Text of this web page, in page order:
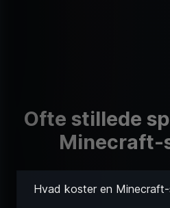
Ofte stillede
Minecraft-
Hvad koster en Minecraft-